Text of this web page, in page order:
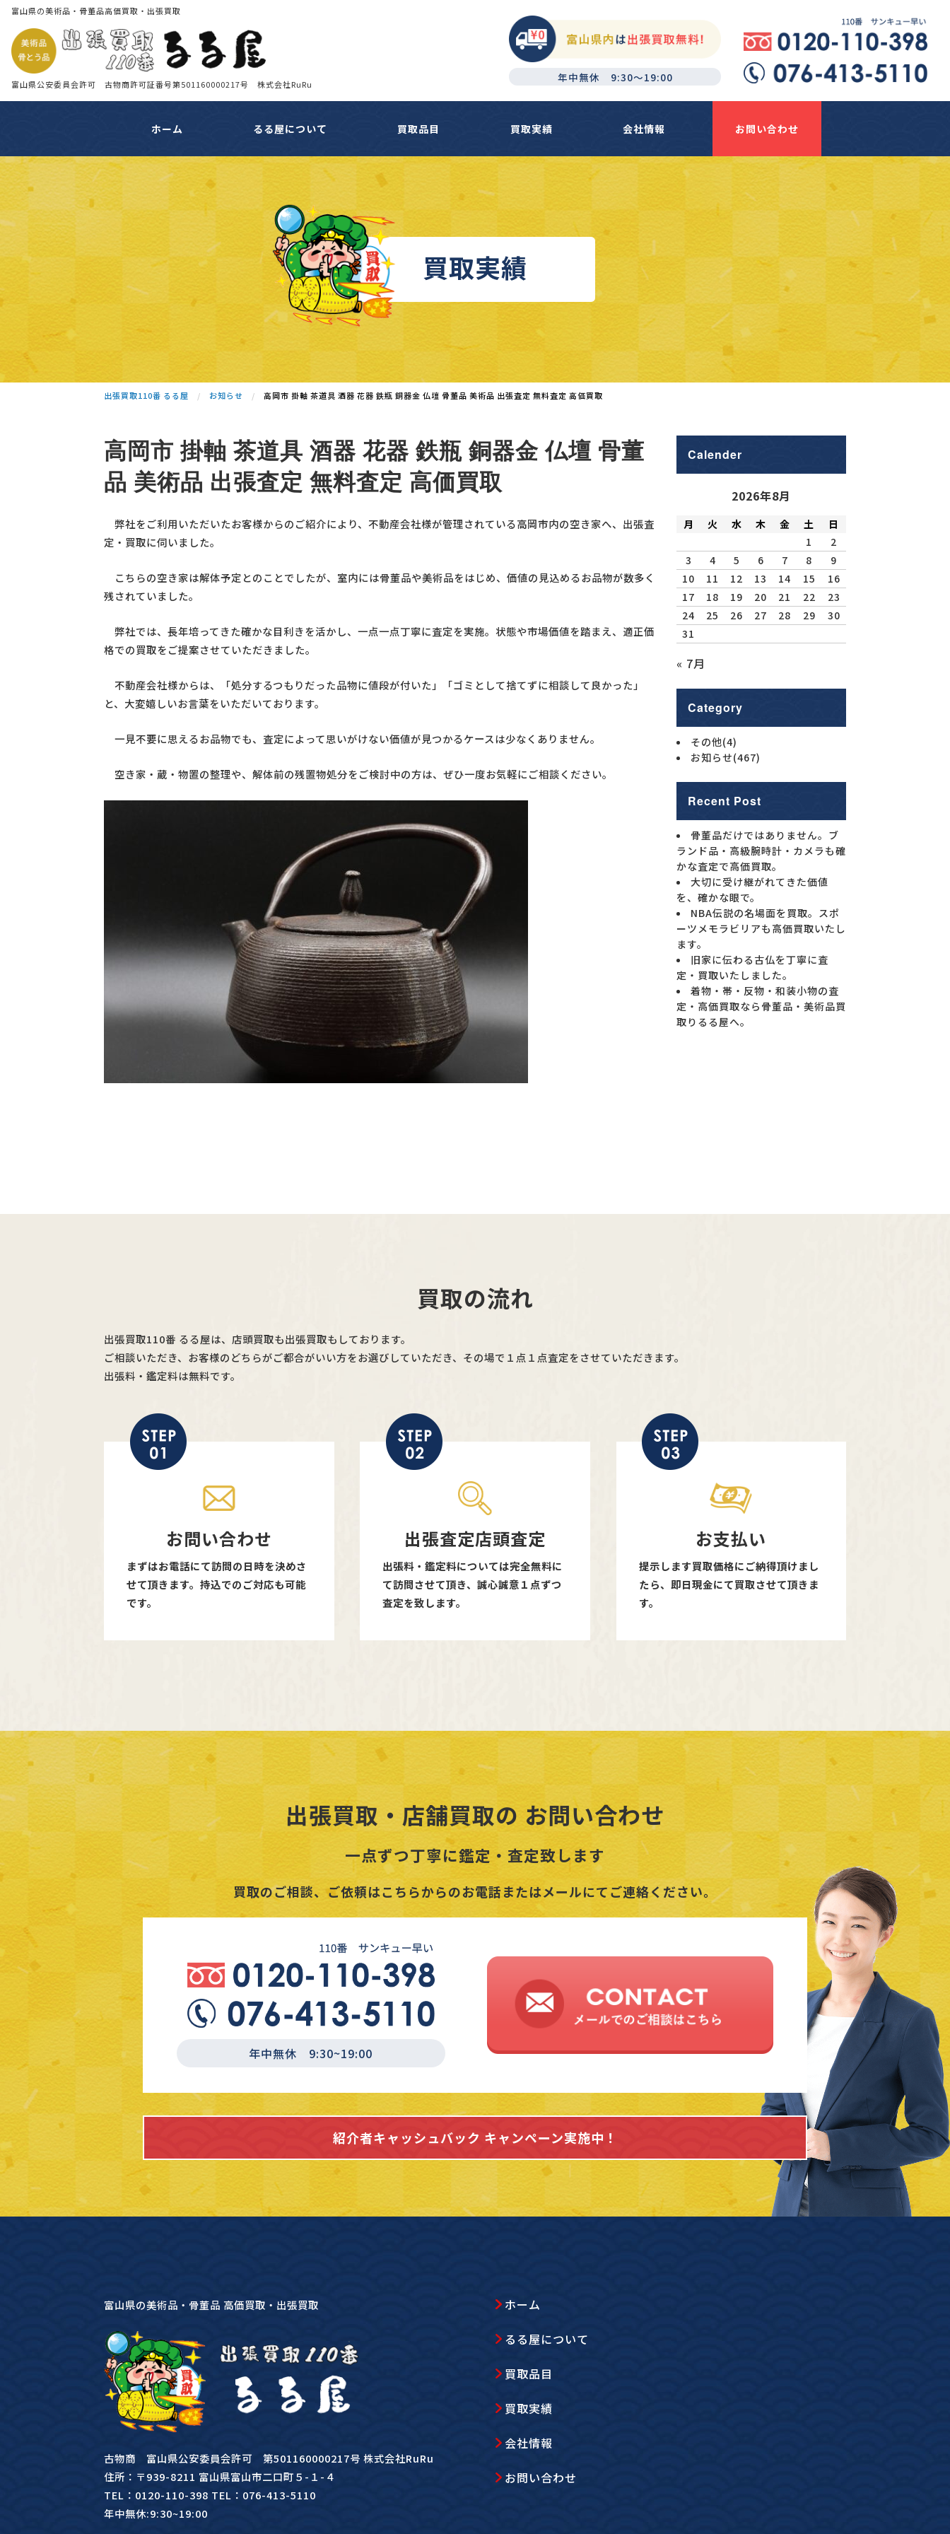
富山県の美術品・骨董品高価買取・出張買取
富山県公安委員会許可 古物商許可証番号第501160000217号 株式会社RuRu
年中無休 9:30～19:00
ホーム るる屋について 買取品目 買取実績 会社情報 お問い合わせ
買取実績
出張買取110番 るる屋 お知らせ 高岡市 掛軸 茶道具 酒器 花器 鉄瓶 銅器金 仏壇 骨董品 美術品 出張査定 無料査定 高価買取
高岡市 掛軸 茶道具 酒器 花器 鉄瓶 銅器金 仏壇 骨董
品 美術品 出張査定 無料査定 高価買取
弊社をご利用いただいたお客様からのご紹介により、不動産会社様が管理されている高岡市内の空き家へ、出張査
定・買取に伺いました。
こちらの空き家は解体予定とのことでしたが、室内には骨董品や美術品をはじめ、価値の見込めるお品物が数多く
残されていました。
弊社では、長年培ってきた確かな目利きを活かし、一点一点丁寧に査定を実施。状態や市場価値を踏まえ、適正価
格での買取をご提案させていただきました。
不動産会社様からは、「処分するつもりだった品物に値段が付いた」「ゴミとして捨てずに相談して良かった」
と、大変嬉しいお言葉をいただいております。
一見不要に思えるお品物でも、査定によって思いがけない価値が見つかるケースは少なくありません。
空き家・蔵・物置の整理や、解体前の残置物処分をご検討中の方は、ぜひ一度お気軽にご相談ください。
Calender
2026年8月
月 火 水 木 金 土
日
1
2
3
4 5 6 7 8
9
10
11 12 13 14 15
16
17
18 19 20 21 22
23
24
25 26 27 28 29
30
31
« 7月
Category
その他(4)
お知らせ(467)
Recent Post
骨董品だけではありません。ブ
ランド品・高級腕時計・カメラも確
かな査定で高価買取。
大切に受け継がれてきた価値
を、確かな眼で。
NBA伝説の名場面を買取。スポ
ーツメモラビリアも高価買取いたし
ます。
旧家に伝わる古仏を丁寧に査
定・買取いたしました。
着物・帯・反物・和装小物の査
定・高価買取なら骨董品・美術品買
取りるる屋へ。
買取の流れ
出張買取110番 るる屋は、店頭買取も出張買取もしております。
ご相談いただき、お客様のどちらがご都合がいい方をお選びしていただき、その場で１点１点査定をさせていただきます。
出張料・鑑定料は無料です。
お問い合わせ
まずはお電話にて訪問の日時を決めさ
せて頂きます。持込でのご対応も可能
です。
出張査定店頭査定
出張料・鑑定料については完全無料に
て訪問させて頂き、誠心誠意１点ずつ
査定を致します。
お支払い
提示します買取価格にご納得頂けまし
たら、即日現金にて買取させて頂きま
す。
出張買取・店舗買取の お問い合わせ
一点ずつ丁寧に鑑定・査定致します
買取のご相談、ご依頼はこちらからのお電話またはメールにてご連絡ください。
年中無休 9:30~19:00
紹介者キャッシュバック キャンペーン実施中！
富山県の美術品・骨董品 高価買取・出張買取
古物商 富山県公安委員会許可 第501160000217号 株式会社RuRu
住所：〒939-8211 富山県富山市二口町５-１-４
TEL：0120-110-398 TEL：076-413-5110
年中無休:9:30~19:00
ホーム
るる屋について
買取品目
買取実績
会社情報
お問い合わせ